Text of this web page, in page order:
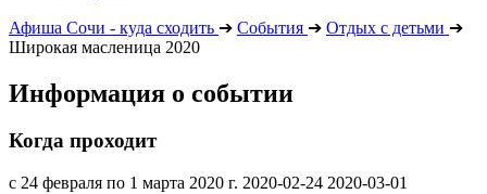
Афиша Сочи - куда сходить ➔ События ➔ Отдых с детьми ➔
Широкая масленица 2020
Информация о событии
Когда проходит
с 24 февраля по 1 марта 2020 г. 2020-02-24 2020-03-01